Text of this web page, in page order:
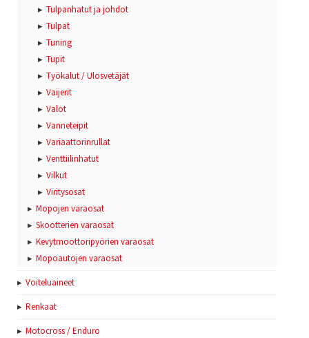
Tulpanhatut ja johdot
Tulpat
Tuning
Tupit
Työkalut / Ulosvetäjät
Vaijerit
Valot
Vanneteipit
Variaattorinrullat
Venttiilinhatut
Vilkut
Viritysosat
Mopojen varaosat
Skootterien varaosat
Kevytmoottoripyörien varaosat
Mopoautojen varaosat
Voiteluaineet
Renkaat
Motocross / Enduro